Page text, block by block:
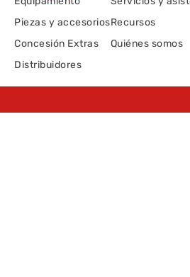
Piezas y accesorios
Concesión Extras
Distribuidores
Recursos
Quiénes somos